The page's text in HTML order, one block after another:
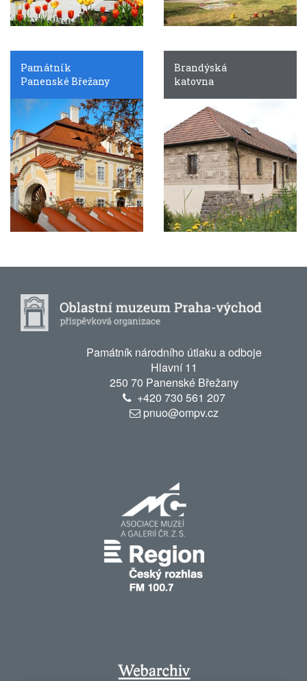
Památník
Panenské Břežany
Brandýská
katovna
Památník národního útlaku a odboje
Hlavní 11
250 70 Panenské Břežany
+420 730 561 207
pnuo@ompv.cz